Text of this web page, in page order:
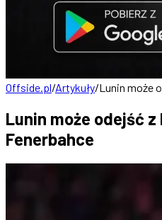
Offside.pl/Artykuły/Lunin może
Lunin może odejść z
Fenerbahce